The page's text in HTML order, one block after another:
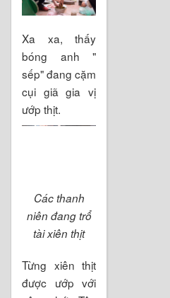
Xa xa, thấy
bóng anh "
sếp" đang cặm
cụi giã gia vị
ướp thịt.
Các thanh
niên đang trổ
tài xiên thịt
Từng xiên thịt
được ướp với